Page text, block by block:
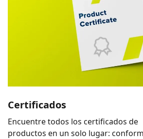
Certificados
Encuentre todos los certificados de
productos en un solo lugar: